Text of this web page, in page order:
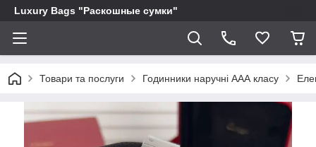
Luxury Bags "Раскошные сумки"
Товари та послуги Годинники наручні ААА класу